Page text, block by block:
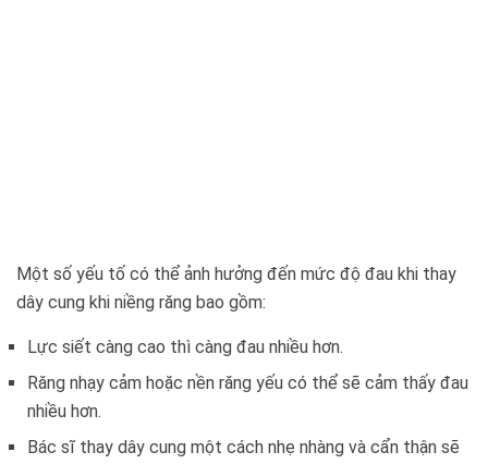
Một số yếu tố có thể ảnh hưởng đến mức độ đau khi thay
dây cung khi niềng răng bao gồm:
Lực siết càng cao thì càng đau nhiều hơn.
Răng nhạy cảm hoặc nền răng yếu có thể sẽ cảm thấy đau
nhiều hơn.
Bác sĩ thay dây cung một cách nhẹ nhàng và cẩn thận sẽ